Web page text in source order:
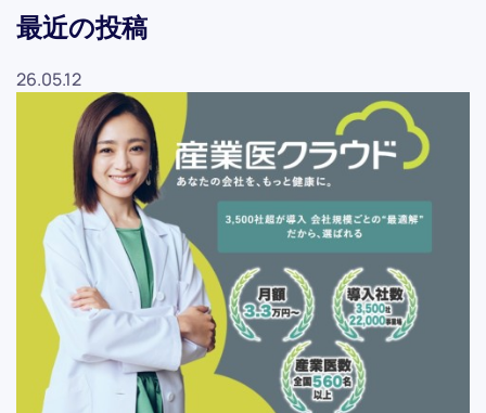
最近の投稿
26.05.12